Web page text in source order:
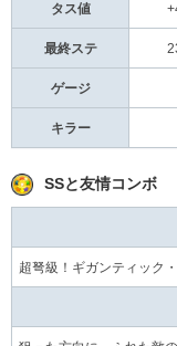
タス値
最終ステ
ゲージ
キラー
SSと友情コンボ
超弩級！ギガンティック